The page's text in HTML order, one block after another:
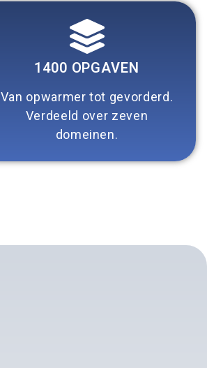
1400 OPGAVEN
Van opwarmer tot gevorderd.
Verdeeld over zeven
domeinen.